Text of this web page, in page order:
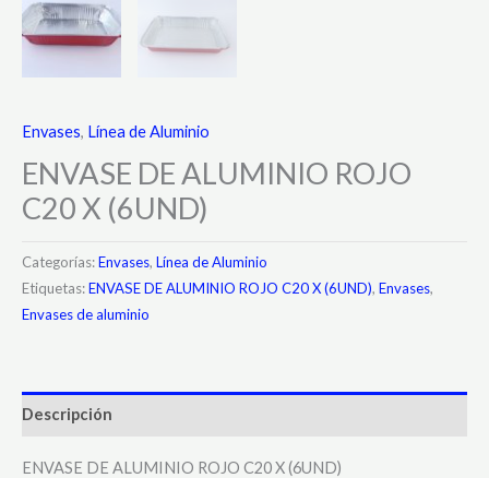
Envases, Línea de Aluminio
ENVASE DE ALUMINIO ROJO
C20 X (6UND)
Categorías:Envases, Línea de Aluminio
Etiquetas:ENVASE DE ALUMINIO ROJO C20 X (6UND), Envases,
Envases de aluminio
Descripción
ENVASE DE ALUMINIO ROJO C20 X (6UND)